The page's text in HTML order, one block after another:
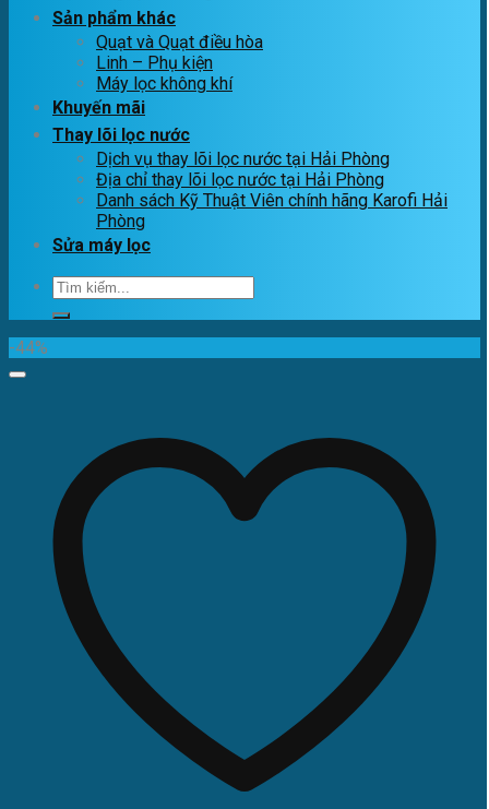
Sản phẩm khác
Quạt và Quạt điều hòa
Linh – Phụ kiện
Máy lọc không khí
Khuyến mãi
Thay lõi lọc nước
Dịch vụ thay lõi lọc nước tại Hải Phòng
Địa chỉ thay lõi lọc nước tại Hải Phòng
Danh sách Kỹ Thuật Viên chính hãng Karofi Hải
Phòng
Sửa máy lọc
Tìm
kiếm:
-44%